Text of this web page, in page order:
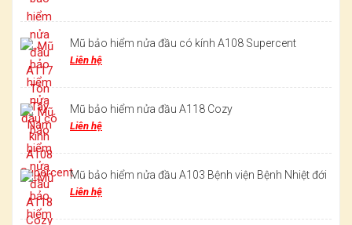
Mũ bảo hiểm nửa đầu có kính A108 Supercent
Liên hệ
Mũ bảo hiểm nửa đầu A118 Cozy
Liên hệ
Mũ bảo hiểm nửa đầu A103 Bệnh viện Bệnh Nhiệt đới
Liên hệ